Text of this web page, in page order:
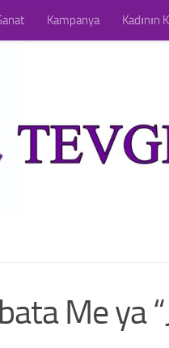
Kampanya Kadının
Me ya